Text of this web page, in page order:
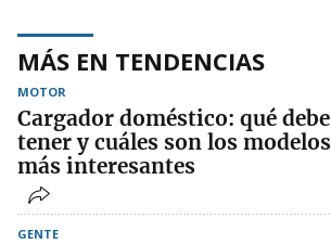
MÁS EN TENDENCIAS
MOTOR
Cargador doméstico: qué debe
tener y cuáles son los modelos
más interesantes
GENTE